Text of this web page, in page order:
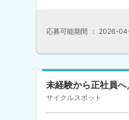
応募可能期間 ： 2026-
未経験から正社員
サイクルスポット